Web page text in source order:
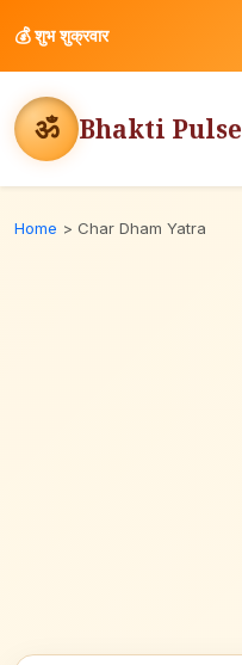
💰शुभ शुक्रवार
ॐ Bhakti Pulse
Home > Char Dham Yatra